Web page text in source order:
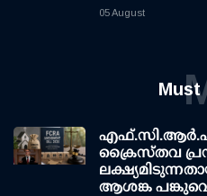
05 August
Must
എഫ്.സി.ആര്‍.എ
ക്രൈസ്തവ
ആശങ്ക